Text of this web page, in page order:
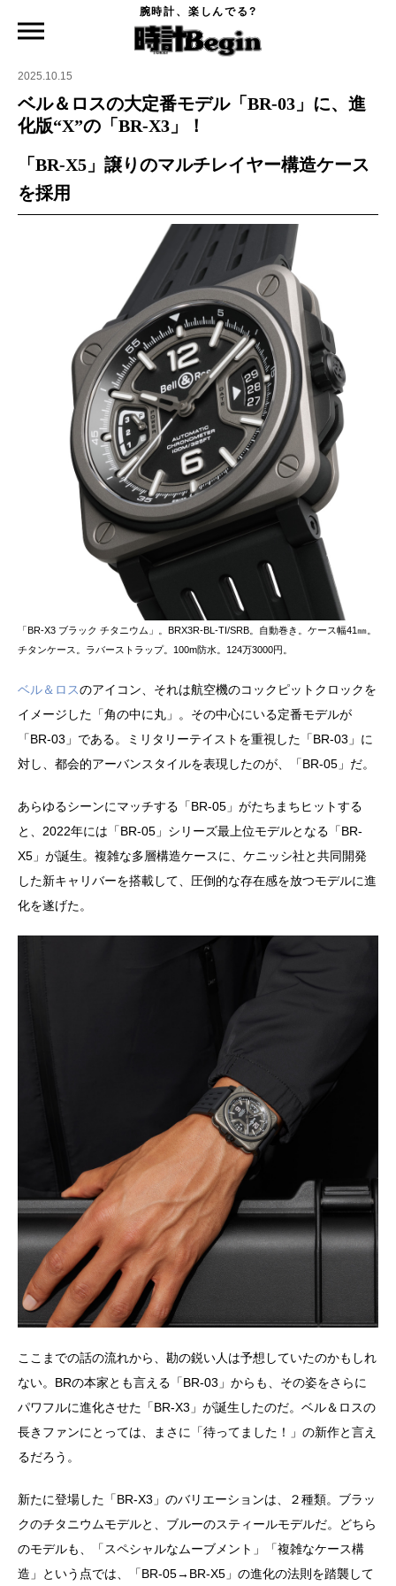
腕時計、楽しんでる?
ベル＆ロスの大定番モデル「BR-03」に、進化版“X”の「BR-X3」！
2025.10.15
ベル＆ロスの大定番モデル「BR-03」に、進
化版“X”の「BR-X3」！
「BR-X5」譲りのマルチレイヤー構造ケース
を採用
「BR-X3 ブラック チタニウム」。BRX3R-BL-TI/SRB。自動巻き。ケース幅41㎜。
チタンケース。ラバーストラップ。100m防水。124万3000円。
ベル＆ロスのアイコン、それは航空機のコックピットクロックを
イメージした「角の中に丸」。その中心にいる定番モデルが
「BR-03」である。ミリタリーテイストを重視した「BR-03」に
対し、都会的アーバンスタイルを表現したのが、「BR-05」だ。
あらゆるシーンにマッチする「BR-05」がたちまちヒットする
と、2022年には「BR-05」シリーズ最上位モデルとなる「BR-
X5」が誕生。複雑な多層構造ケースに、ケニッシ社と共同開発
した新キャリバーを搭載して、圧倒的な存在感を放つモデルに進
化を遂げた。
ここまでの話の流れから、勘の鋭い人は予想していたのかもしれ
ない。BRの本家とも言える「BR-03」からも、その姿をさらに
パワフルに進化させた「BR-X3」が誕生したのだ。ベル＆ロスの
長きファンにとっては、まさに「待ってました！」の新作と言え
るだろう。
新たに登場した「BR-X3」のバリエーションは、２種類。ブラッ
クのチタニウムモデルと、ブルーのスティールモデルだ。どちら
のモデルも、「スペシャルなムーブメント」「複雑なケース構
造」という点では、「BR-05→BR-X5」の進化の法則を踏襲して